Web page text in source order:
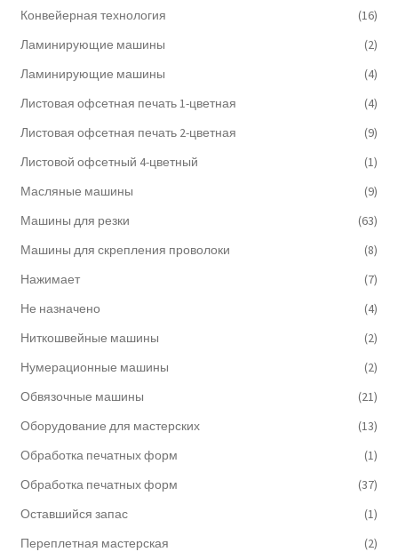
Конвейерная технология
(16)
Ламинирующие машины
(2)
Ламинирующие машины
(4)
Листовая офсетная печать 1-цветная
(4)
Листовая офсетная печать 2-цветная
(9)
Листовой офсетный 4-цветный
(1)
Масляные машины
(9)
Машины для резки
(63)
Машины для скрепления проволоки
(8)
Нажимает
(7)
Не назначено
(4)
Ниткошвейные машины
(2)
Нумерационные машины
(2)
Обвязочные машины
(21)
Оборудование для мастерских
(13)
Обработка печатных форм
(1)
Обработка печатных форм
(37)
Оставшийся запас
(1)
Переплетная мастерская
(2)